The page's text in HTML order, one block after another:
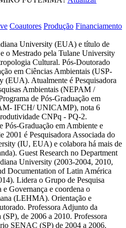
Coautores Produção Financiamento
University (EUA) e título de
o Mestrado pela Tulane University
Cultural. Pós-Doutorado
em Ciências Ambientais (USP-
Atualmente é Pesquisadora
Ambientais (NEPAM /
de Pós-Graduação em
IFCH/ UNICAMP), nota 6
CNPq - PQ-2.
Pós-Graduação em Ambiente e
2001 é Pesquisadora Associada do
(IU, EUA) e colabora há mais de
Guest Research no Department
University (2003-2004, 2010,
Documentation of Latin América
Lidera o Grupo de Pesquisa
Governança e coordena o
(LEHMA). Orientação e
Professora Adjunto da
de 2006 a 2010. Professora
SENAC (SP) de 2004 a 2006.